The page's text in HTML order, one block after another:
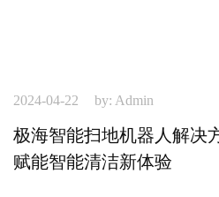
2024-04-22 by: Admin
极海智能扫地机器人解决
赋能智能清洁新体验